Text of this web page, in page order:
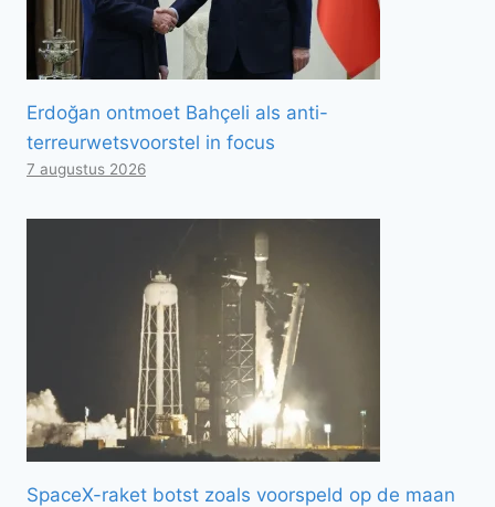
Erdoğan ontmoet Bahçeli als anti-
terreurwetsvoorstel in focus
7 augustus 2026
SpaceX-raket botst zoals voorspeld op de maan